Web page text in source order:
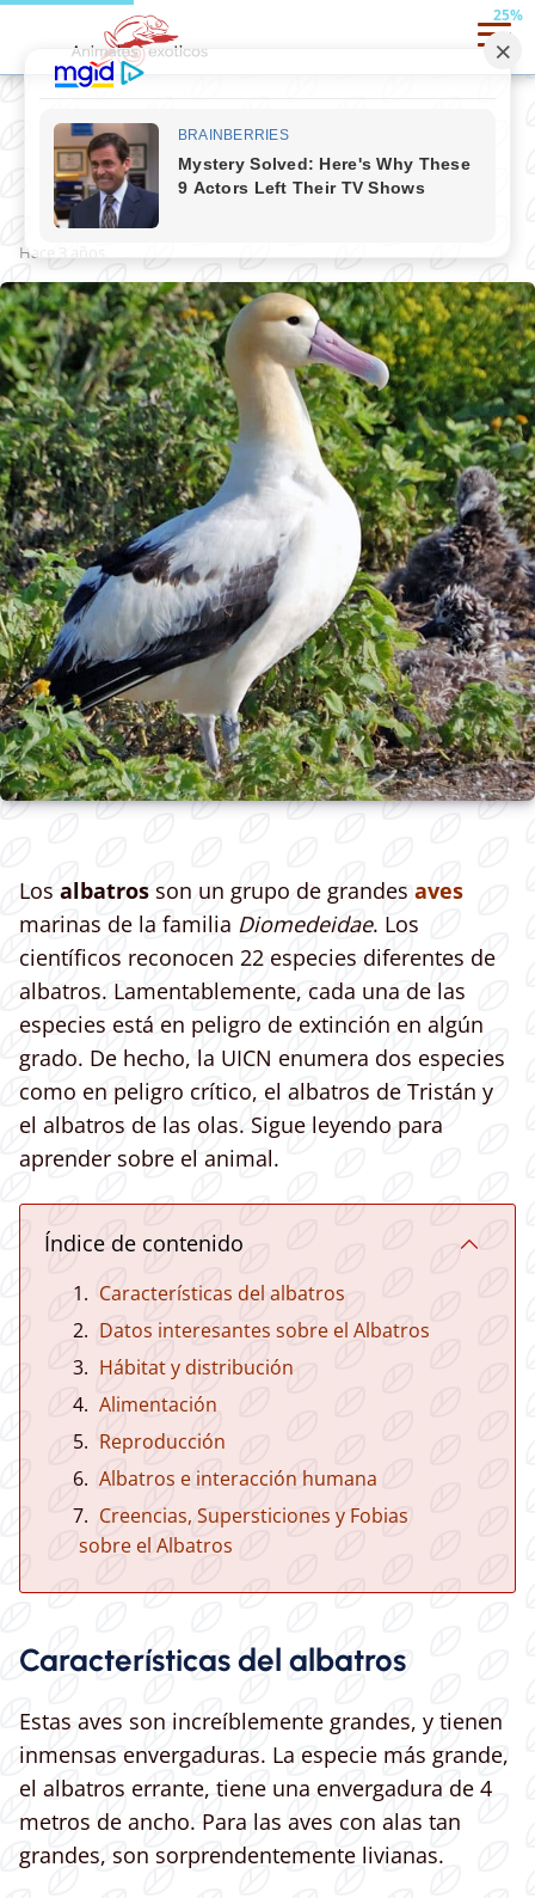
25%
Albatros
hace 3 años
Los albatros son un grupo de grandes aves
marinas de la familia Diomedeidae. Los
científicos reconocen 22 especies diferentes de
albatros. Lamentablemente, cada una de las
especies está en peligro de extinción en algún
grado. De hecho, la UICN enumera dos especies
como en peligro crítico, el albatros de Tristán y
el albatros de las olas. Sigue leyendo para
aprender sobre el animal.
Índice de contenido
Características del albatros
Datos interesantes sobre el Albatros
Hábitat y distribución
Alimentación
Reproducción
Albatros e interacción humana
Creencias, Supersticiones y Fobias
sobre el Albatros
Características del albatros
Estas aves son increíblemente grandes, y tienen
inmensas envergaduras. La especie más grande,
el albatros errante, tiene una envergadura de 4
metros de ancho. Para las aves con alas tan
grandes, son sorprendentemente livianas.